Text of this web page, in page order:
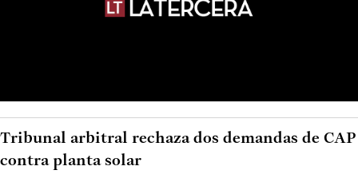
Tribunal arbitral rechaza dos demandas de CAP
contra planta solar